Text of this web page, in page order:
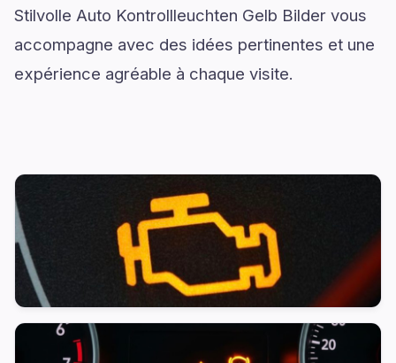
Stilvolle Auto Kontrollleuchten Gelb Bilder vous
accompagne avec des idées pertinentes et une
expérience agréable à chaque visite.